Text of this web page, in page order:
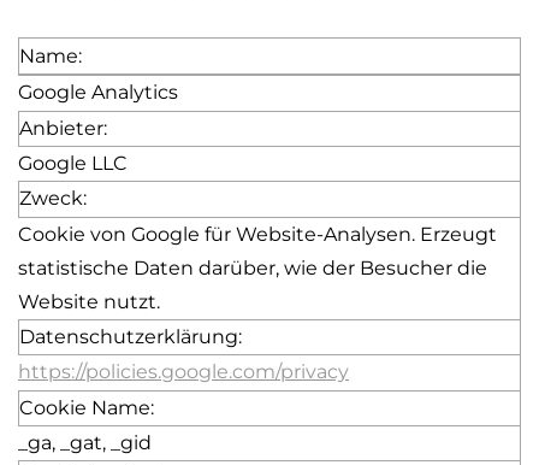
Name:
Google Analytics
Anbieter:
Google LLC
Zweck:
Cookie von Google für Website-Analysen. Erzeugt
statistische Daten darüber, wie der Besucher die
Website nutzt.
Datenschutzerklärung:
https://policies.google.com/privacy
Cookie Name:
ga, _ gat, _ gid